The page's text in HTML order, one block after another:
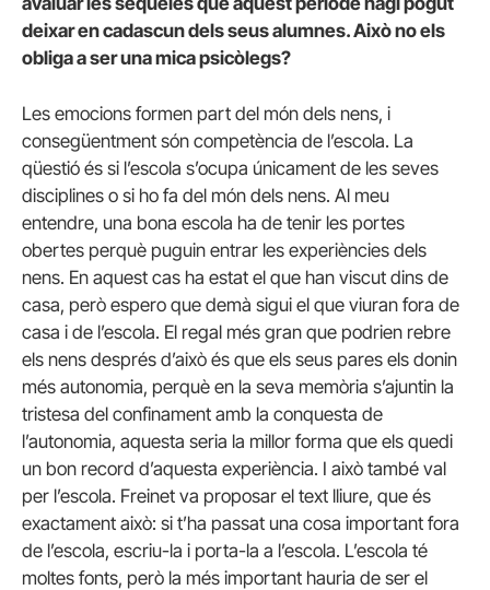
deixar en cadascun dels seus alumnes. Això no els
obliga a ser una mica psicòlegs?
Les emocions formen part del món dels nens, i
consegüentment són competència de l’escola. La
qüestió és si l’escola s’ocupa únicament de les seves
disciplines o si ho fa del món dels nens. Al meu
entendre, una bona escola ha de tenir les portes
obertes perquè puguin entrar les experiències dels
nens. En aquest cas ha estat el que han viscut dins de
casa, però espero que demà sigui el que viuran fora de
casa i de l’escola. El regal més gran que podrien rebre
els nens després d’això és que els seus pares els donin
més autonomia, perquè en la seva memòria s’ajuntin la
tristesa del confinament amb la conquesta de
l’autonomia, aquesta seria la millor forma que els quedi
un bon record d’aquesta experiència. I això també val
per l’escola. Freinet va proposar el text lliure, que és
exactament això: si t’ha passat una cosa important fora
de l’escola, escriu-la i porta-la a l’escola. L’escola té
moltes fonts, però la més important hauria de ser el